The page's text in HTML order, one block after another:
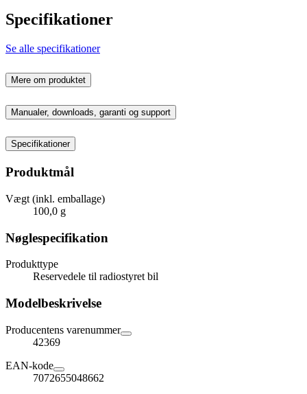
Specifikationer
Se alle specifikationer
Mere om produktet
Manualer, downloads, garanti og support
Specifikationer
Produktmål
Vægt (inkl. emballage)
100,0 g
Nøglespecifikation
Produkttype
Reservedele til radiostyret bil
Modelbeskrivelse
Producentens varenummer
42369
EAN-kode
7072655048662